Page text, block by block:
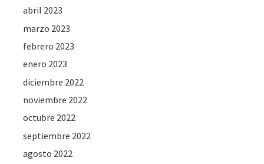
abril 2023
marzo 2023
febrero 2023
enero 2023
diciembre 2022
noviembre 2022
octubre 2022
septiembre 2022
agosto 2022